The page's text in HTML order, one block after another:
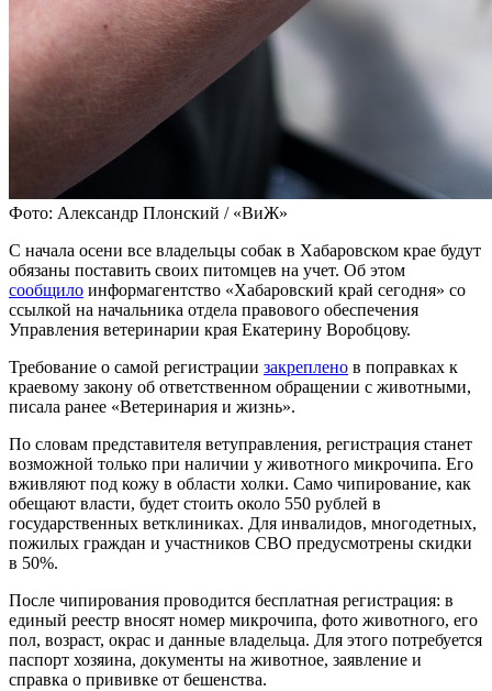
Фото: Александр Плонский / «ВиЖ»
С начала осени все владельцы собак в Хабаровском крае будут
обязаны поставить своих питомцев на учет. Об этом
сообщило информагентство «Хабаровский край сегодня» со
ссылкой на начальника отдела правового обеспечения
Управления ветеринарии края Екатерину Воробцову.
Требование о самой регистрации закреплено в поправках к
краевому закону об ответственном обращении с животными,
писала ранее «Ветеринария и жизнь».
По словам представителя ветуправления, регистрация станет
возможной только при наличии у животного микрочипа. Его
вживляют под кожу в области холки. Само чипирование, как
обещают власти, будет стоить около 550 рублей в
государственных ветклиниках. Для инвалидов, многодетных,
пожилых граждан и участников СВО предусмотрены скидки
в 50%.
После чипирования проводится бесплатная регистрация: в
единый реестр вносят номер микрочипа, фото животного, его
пол, возраст, окрас и данные владельца. Для этого потребуется
паспорт хозяина, документы на животное, заявление и
справка о прививке от бешенства.